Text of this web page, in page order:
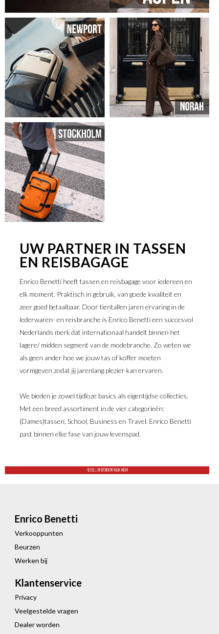
SHOP ASPEN
SHOP NEWPORT
UW PARTNER IN TASSEN
EN REISBAGAGE
Enrico Benetti heeft tassen en reisbagage voor iedereen en
elk moment. Praktisch in gebruik, van goede kwaliteit en
zeer goed betaalbaar. Door tientallen jaren ervaring in de
lederwaren- en reisbranche is Enrico Benetti een succesvol
Nederlands merk dat internationaal handelt binnen het
lagere/ midden segment van de modebranche. Zo weten we
als geen ander hoe we jouw tas of koffer moeten
vormgeven zodat jij jarenlang plezier kan ervaren.
We bieden je zowel tijdloze basics als eigentijdse collecties.
Met een breed assortiment in de vier categorieën:
(Dames)tassen, School, Business en Travel. Enrico Benetti
past binnen elke fase van jouw levenspad.
Enrico Benetti
Verkooppunten
Beurzen
Werken bij
Klantenservice
Privacy
Veelgestelde vragen
Dealer worden